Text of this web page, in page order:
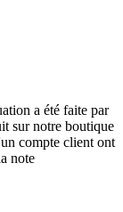
a été faite par
sur notre boutique
compte client ont
note